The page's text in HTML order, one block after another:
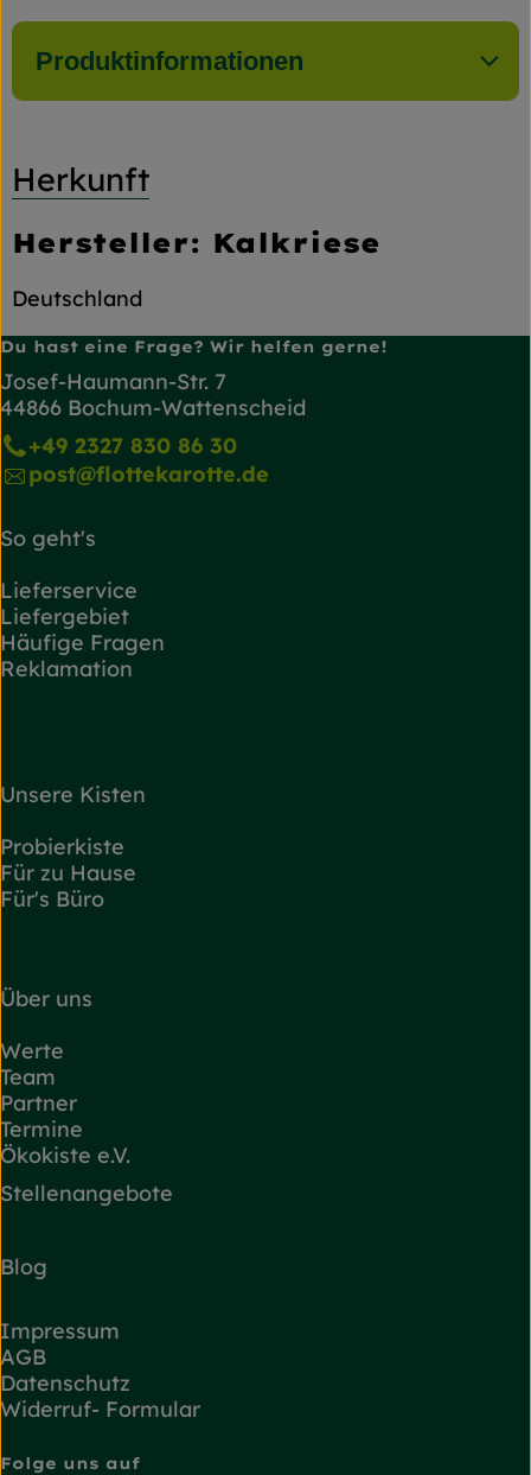
Produktinformationen
Herkunft
Hersteller: Kalkriese
Deutschland
Du hast eine Frage? Wir helfen gerne!
Josef-Haumann-Str. 7
44866 Bochum-Wattenscheid
+49 2327 830 86 30
post@flottekarotte.de
So geht's
Lieferservice
Liefergebiet
Häufige Fragen
Reklamation
Unsere Kisten
Probierkiste
Für zu Hause
Für's Büro
Über uns
Werte
Team
Partner
Termine
Ökokiste e.V.
Stellenangebote
Blog
Impressum
AGB
Datenschutz
Widerruf- Formular
Folge uns auf